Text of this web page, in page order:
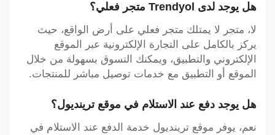
هل يوجد لدى Trendyol متجر فعلي؟
لا، متجر لا يمتلك متجر فعلي على أرض الواقع، حيث
يركز بالكامل على التجارة الإلكترونية عبر الموقع
الإلكتروني والتطبيق، ويمكنك التسوق بسهولة من خلال
الموقع أو التطبيق مع خدمات توصيل مباشر للمنتجات.
هل يوجد دفع عند الاستلام في موقع ترينديول؟
نعم، يوفر موقع ترينديول خدمة الدفع عند الاستلام في